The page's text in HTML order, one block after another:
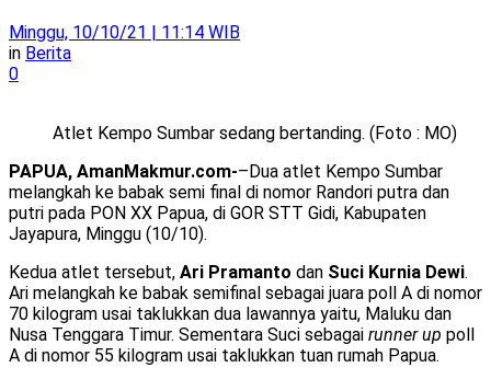
Minggu, 10/10/21 | 11:14 WIB
in Berita
0
Atlet Kempo Sumbar sedang bertanding. (Foto : MO)
PAPUA, AmanMakmur.com-–Dua atlet Kempo Sumbar
melangkah ke babak semi final di nomor Randori putra dan
putri pada PON XX Papua, di GOR STT Gidi, Kabupaten
Jayapura, Minggu (10/10).
Kedua atlet tersebut, Ari Pramanto dan Suci Kurnia Dewi.
Ari melangkah ke babak semifinal sebagai juara poll A di nomor
70 kilogram usai taklukkan dua lawannya yaitu, Maluku dan
Nusa Tenggara Timur. Sementara Suci sebagai runner up poll
A di nomor 55 kilogram usai taklukkan tuan rumah Papua.